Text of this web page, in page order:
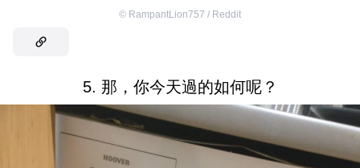
© RampantLion757 / Reddit
5. 那，你今天過的如何呢？